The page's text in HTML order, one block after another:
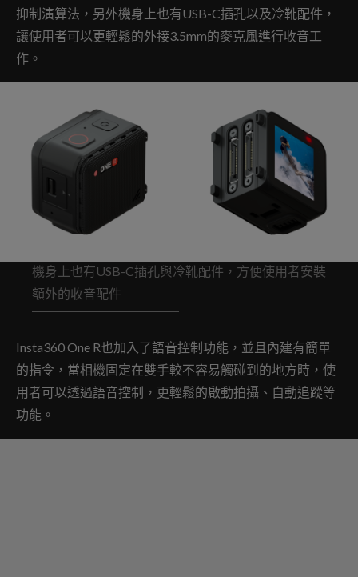
抑制演算法，另外機身上也有USB-C插孔以及冷靴配件，
讓使用者可以更輕鬆的外接3.5mm的麥克風進行收音工
作。
機身上也有USB-C插孔與冷靴配件，方便使用者安裝
額外的收音配件
Insta360 One R也加入了語音控制功能，並且內建有簡單
的指令，當相機固定在雙手較不容易觸碰到的地方時，使
用者可以透過語音控制，更輕鬆的啟動拍攝、自動追蹤等
功能。